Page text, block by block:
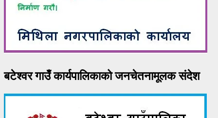
बटेश्वर गाउँ कार्यपालिकाको जनचेतनामूलक संदेश